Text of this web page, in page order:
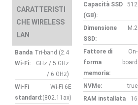
CARATTERISTI
CHE WIRELESS
LAN
Banda
Wi-Fi:
Tri-band (2.4
GHz / 5 GHz
/ 6 GHz)
Wi-Fi
standard:
Wi-Fi 6E
(802.11ax)
Capacità SSD
(GB):
512
Dimensione
SSD:
M.2
Fattore di
forma
memoria:
On-
board
NVMe:
true
RAM installata
16